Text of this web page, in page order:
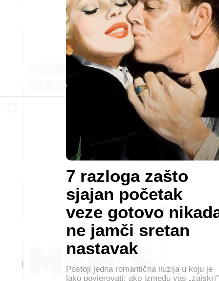
7 razloga zašto
sjajan početak
veze gotovo
ne jamči sretan
nastavak
Postoji jedna romantična iluzija u koju je
lako povjerovati: ako između vas „zaiskri”